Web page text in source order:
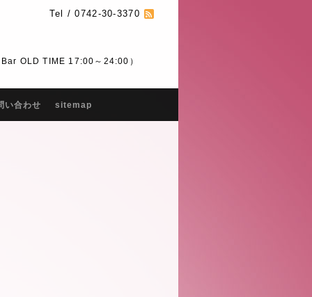
Tel / 0742-30-3370
Bar OLD TIME 17:00～24:00）
い合わせ sitemap